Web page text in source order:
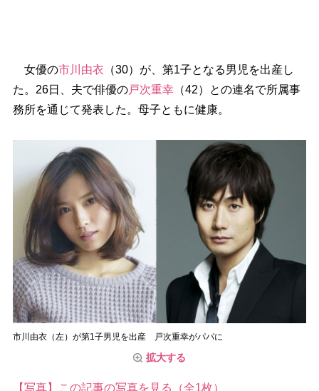
女優の市川由衣 （30）が、第1子となる男児を出産し
た。26日、夫で俳優の戸次重幸（42）との連名で所属事
務所を通じて発表した。母子ともに健康。
市川由衣（左）が第1子男児を出産 戸次重幸がパパに
拡大する
【写真】この記事の写真を見る（全1枚）